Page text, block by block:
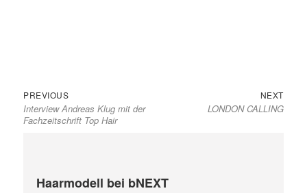
Beitragsnavigation
PREVIOUSPrevious
post:
Interview Andreas Klug mit der
Fachzeitschrift Top Hair
NEXTNext
post:
LONDON CALLING
Haarmodell bei bNEXT